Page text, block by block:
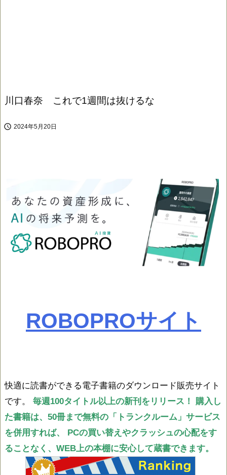
川口春奈 これで1週間は抜けるな
 2024年5月20日
ROBOPROサイト
快適に読書ができる電子書籍のダウンロード販売サイト
です。 毎週100タイトル以上の新刊をリリース！
購入し
た書籍は、50冊まで無料の「トランクルーム」サービス
を併用すれば、
PCの買い替えやクラッシュの心配をす
ることなく、WEB上の本棚に安心して蔵書できます。